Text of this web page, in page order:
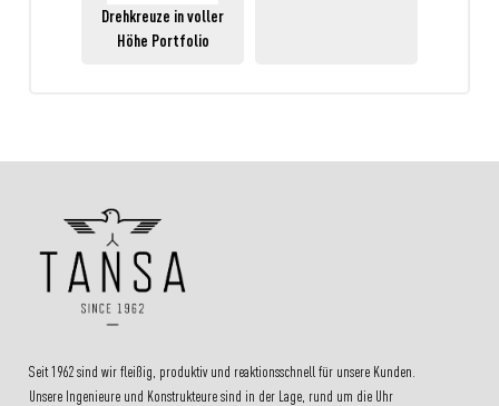
Drehkreuze in voller
Höhe Portfolio
Seit 1962 sind wir fleißig, produktiv und reaktionsschnell für unsere Kunden.
Unsere Ingenieure und Konstrukteure sind in der Lage, rund um die Uhr